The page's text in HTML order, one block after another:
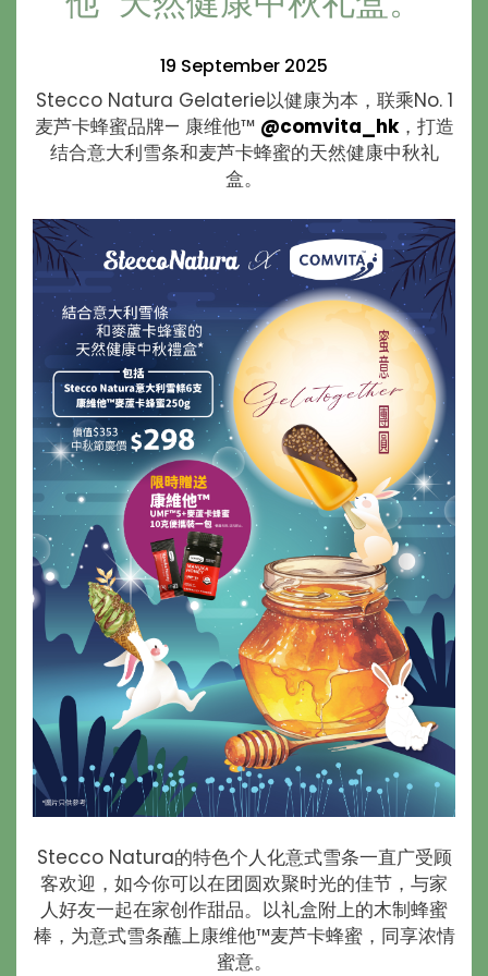
19 September 2025
Stecco Natura Gelaterie以健康为本，联乘No. 1
麦芦卡蜂蜜品牌— 康维他™ @comvita_hk，打造
结合意大利雪条和麦芦卡蜂蜜的天然健康中秋礼
盒。
Stecco Natura的特色个人化意式雪条一直广受顾
客欢迎，如今你可以在团圆欢聚时光的佳节，与家
人好友一起在家创作甜品。以礼盒附上的木制蜂蜜
棒，为意式雪条蘸上康维他™麦芦卡蜂蜜，同享浓情
蜜意。